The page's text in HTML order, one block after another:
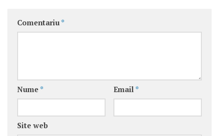
Comentariu *
Nume * Email *
Site web